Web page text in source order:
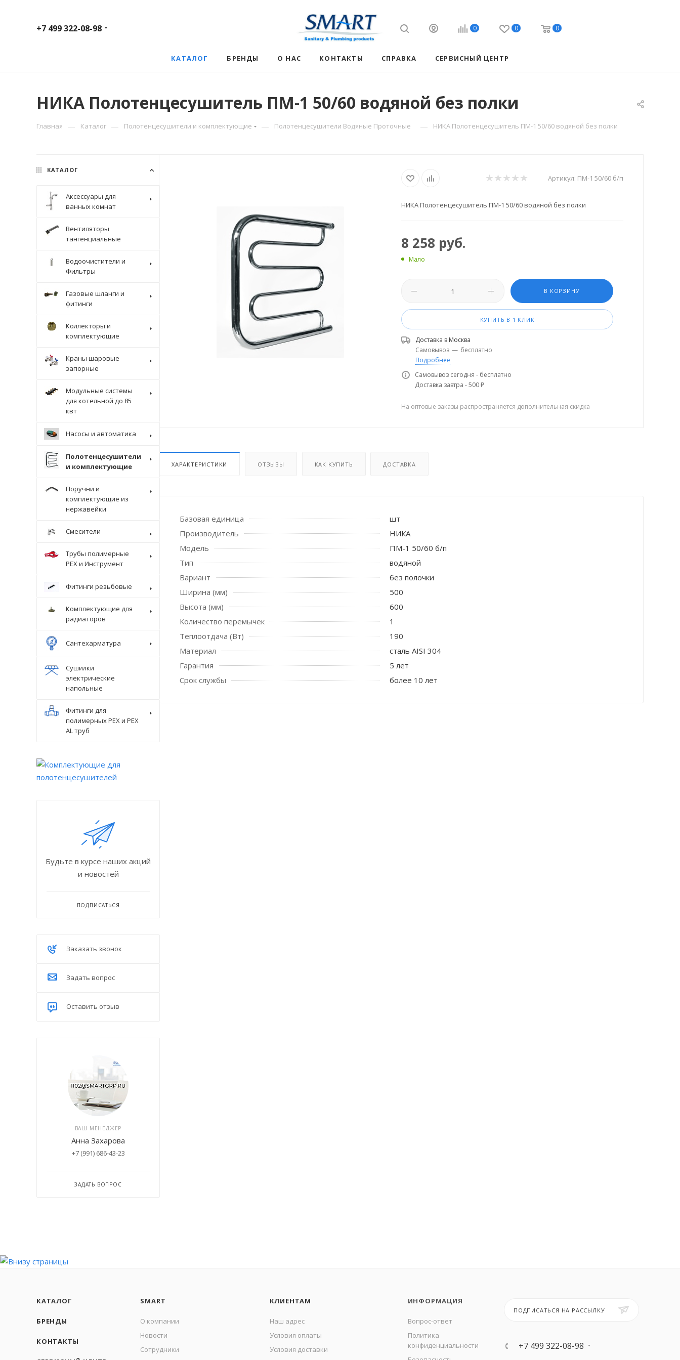
+7 499 322-08-98 0 0 0
КАТАЛОГ БРЕНДЫ О НАС КОНТАКТЫ СПРАВКА СЕРВИСНЫЙ ЦЕНТР
НИКА Полотенцесушитель ПМ-1 50/60 водяной без полки
Главная — Каталог — Полотенцесушители и комплектующие — Полотенцесушители Водяные Проточные — НИКА Полотенцесушитель ПМ-1 50/60 водяной без полки
Артикул: ПМ-1 50/60 б/п
НИКА Полотенцесушитель ПМ-1 50/60 водяной без полки
8 258 руб.
Мало
В КОРЗИНУ
КУПИТЬ В 1 КЛИК
Доставка в Москва
Самовывоз — бесплатно
Подробнее
Самовывоз сегодня - бесплатно
Доставка завтра - 500 ₽
На оптовые заказы распространяется дополнительная скидка
ХАРАКТЕРИСТИКИ ОТЗЫВЫ КАК КУПИТЬ ДОСТАВКА
Базовая единица
шт
Производитель
НИКА
Модель
ПМ-1 50/60 б/п
Тип
водяной
Вариант
без полочки
Ширина (мм)
500
Высота (мм)
600
Количество перемычек
1
Теплоотдача (Вт)
190
Материал
сталь AISI 304
Гарантия
5 лет
Срок службы
более 10 лет
КАТАЛОГ
Аксессуары для
ванных комнат
Вентиляторы
тангенциальные
Водоочистители и
Фильтры
Газовые шланги и
фитинги
Коллекторы и
комплектующие
Краны шаровые
запорные
Модульные системы
для котельной до 85
квт
Насосы и автоматика
Полотенцесушители
и комплектующие
Поручни и
комплектующие из
нержавейки
Крепеж стоек для поручня
Смесители
Трубы полимерные
PEX и Инструмент
Фитинги резьбовые
Комплектующие для
радиаторов
Сантехарматура
Сушилки
электрические
напольные
Фитинги для
полимерных PEX и PEX
AL труб
Будьте в курсе наших акций
и новостей
ПОДПИСАТЬСЯ
Заказать звонок
Задать вопрос
Оставить отзыв
ВАШ МЕНЕДЖЕР
Анна Захарова
+7 (991) 686-43-23
ЗАДАТЬ ВОПРОС
КАТАЛОГ
БРЕНДЫ
КОНТАКТЫ
SMART
О компании
Новости
Сотрудники
КЛИЕНТАМ
Наш адрес
Условия оплаты
Условия доставки
ИНФОРМАЦИЯ
Вопрос-ответ
Политика
конфиденциальности
ПОДПИСАТЬСЯ НА РАССЫЛКУ
+7 499 322-08-98